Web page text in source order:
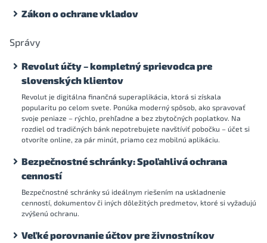
Zákon o ochrane vkladov
Správy
Revolut účty – kompletný sprievodca pre
slovenských klientov
Revolut je digitálna finančná superaplikácia, ktorá si získala
popularitu po celom svete. Ponúka moderný spôsob, ako spravovať
svoje peniaze – rýchlo, prehľadne a bez zbytočných poplatkov. Na
rozdiel od tradičných bánk nepotrebujete navštíviť pobočku – účet si
otvoríte online, za pár minút, priamo cez mobilnú aplikáciu.
Bezpečnostné schránky: Spoľahlivá ochrana
cenností
Bezpečnostné schránky sú ideálnym riešením na uskladnenie
cenností, dokumentov či iných dôležitých predmetov, ktoré si vyžadujú
zvýšenú ochranu.
Veľké porovnanie účtov pre živnostníkov